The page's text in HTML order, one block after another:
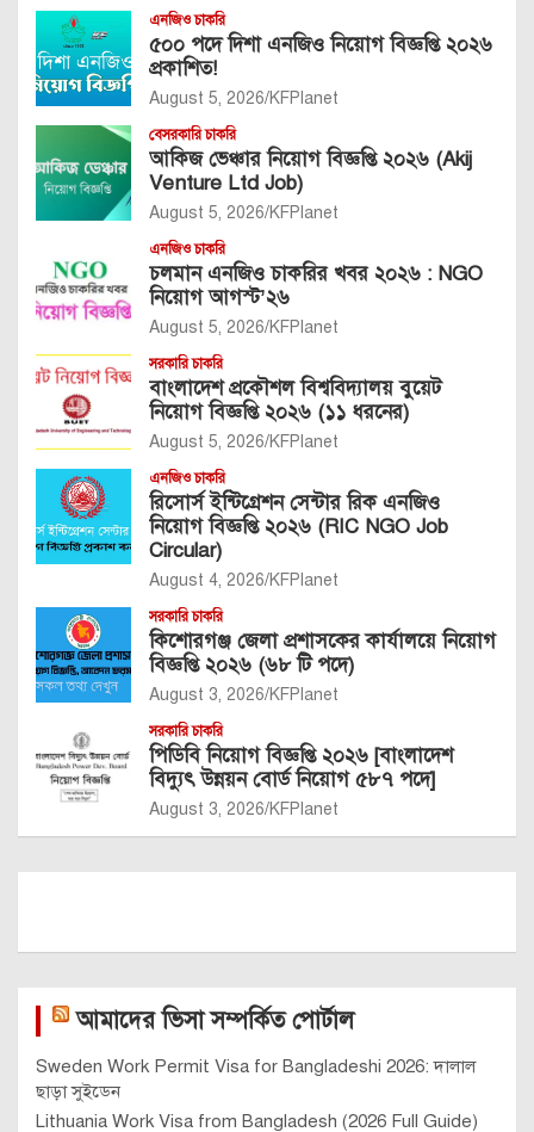
এনজিও চাকরি
৫০০ পদে দিশা এনজিও নিয়োগ বিজ্ঞপ্তি ২০২৬
প্রকাশিত!
August 5, 2026 KFPlanet
বেসরকারি চাকরি
আকিজ ভেঞ্চার নিয়োগ বিজ্ঞপ্তি ২০২৬ (Akij
Venture Ltd Job)
August 5, 2026 KFPlanet
এনজিও চাকরি
চলমান এনজিও চাকরির খবর ২০২৬ : NGO
নিয়োগ আগস্ট’২৬
August 5, 2026 KFPlanet
সরকারি চাকরি
বাংলাদেশ প্রকৌশল বিশ্ববিদ্যালয় বুয়েট
নিয়োগ বিজ্ঞপ্তি ২০২৬ (১১ ধরনের)
August 5, 2026 KFPlanet
এনজিও চাকরি
রিসোর্স ইন্টিগ্রেশন সেন্টার রিক এনজিও
নিয়োগ বিজ্ঞপ্তি ২০২৬ (RIC NGO Job
Circular)
August 4, 2026 KFPlanet
সরকারি চাকরি
কিশোরগঞ্জ জেলা প্রশাসকের কার্যালয়ে নিয়োগ
বিজ্ঞপ্তি ২০২৬ (৬৮ টি পদে)
August 3, 2026 KFPlanet
সরকারি চাকরি
পিডিবি নিয়োগ বিজ্ঞপ্তি ২০২৬ [বাংলাদেশ
বিদ্যুৎ উন্নয়ন বোর্ড নিয়োগ ৫৮৭ পদে]
August 3, 2026 KFPlanet
আমাদের ভিসা সম্পর্কিত পোর্টাল
Sweden Work Permit Visa for Bangladeshi 2026: দালাল
ছাড়া সুইডেন
Lithuania Work Visa from Bangladesh (2026 Full Guide)